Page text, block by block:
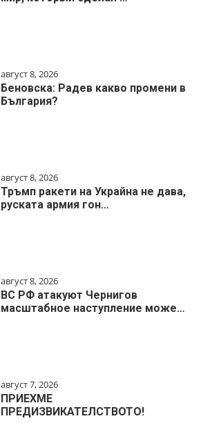
август 8, 2026
Беновска: Радев какво промени в
България?
август 8, 2026
Тръмп ракети на Украйна не дава,
руската армия гон…
август 8, 2026
ВС РФ атакуют Чернигов
масштабное наступление може…
август 7, 2026
ПРИЕХМЕ
ПРЕДИЗВИКАТЕЛСТВОТО!